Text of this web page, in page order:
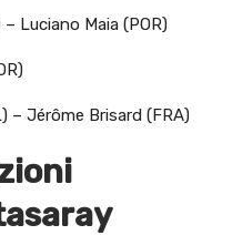
Luciano Maia (POR)
– Jérôme Brisard (FRA)